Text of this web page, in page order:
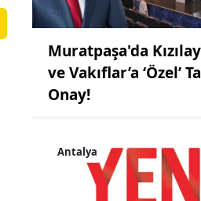
Muratpaşa'da
ve Vakıflar’a ‘Özel’
Onay!
Antalya